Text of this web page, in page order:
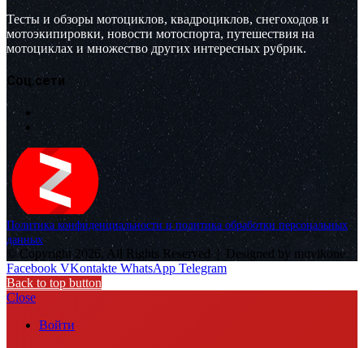
Тесты и обзоры мотоциклов, квадроциклов, снегоходов и
мотоэкипировки, новости мотоспорта, путешествия на
мотоциклах и множество других интересных рубрик.
Соц.сети
Политика конфиденциальности и политика обработки персональных
данных
© Copyright 2026, All Rights Reserved | Designed by muvikone
Facebook VKontakte WhatsApp Telegram
Back to top button
Close
Войти